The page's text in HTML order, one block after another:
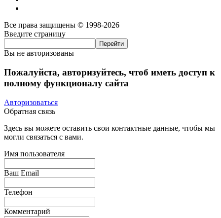
Все права защищены © 1998-2026
Введите страницу
Вы не авторизованы
Пожалуйста, авторизуйтесь, чтоб иметь доступ к
полному функционалу сайта
Авторизоваться
Обратная связь
Здесь вы можете оставить свои контактные данные, чтобы мы
могли связаться с вами.
Имя пользователя
Ваш Email
Телефон
Комментарий